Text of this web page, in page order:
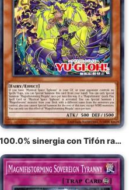
100.0% sinergia con Tifón radiante Meghala